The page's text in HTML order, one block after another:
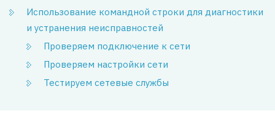
Использование командной строки для диагностики
и устранения неисправностей
Проверяем подключение к сети
Проверяем настройки сети
Тестируем сетевые службы